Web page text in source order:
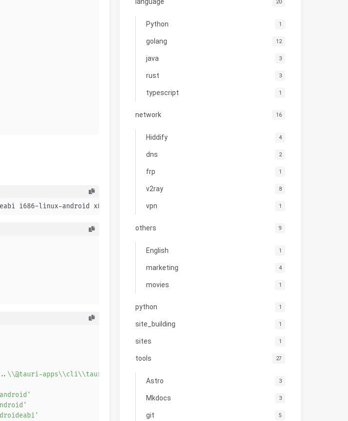
i686-linux-android x86_64-linux-android
apps\\cli\\tauri.js" relative to
language 20
Python 1
golang 12
java 3
rust 3
typescript 1
network 16
Hiddify 4
dns 2
frp 1
v2ray 8
vpn 1
others 9
English 1
marketing 4
movies 1
python 1
site_building 1
sites 1
tools 27
Astro 3
Mkdocs 3
git 5